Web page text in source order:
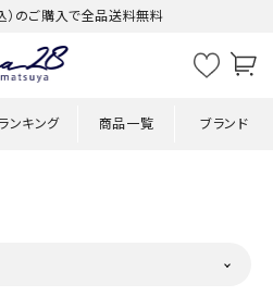
）のご購入で全品送料無料
ランキング 商品一覧 ブランド